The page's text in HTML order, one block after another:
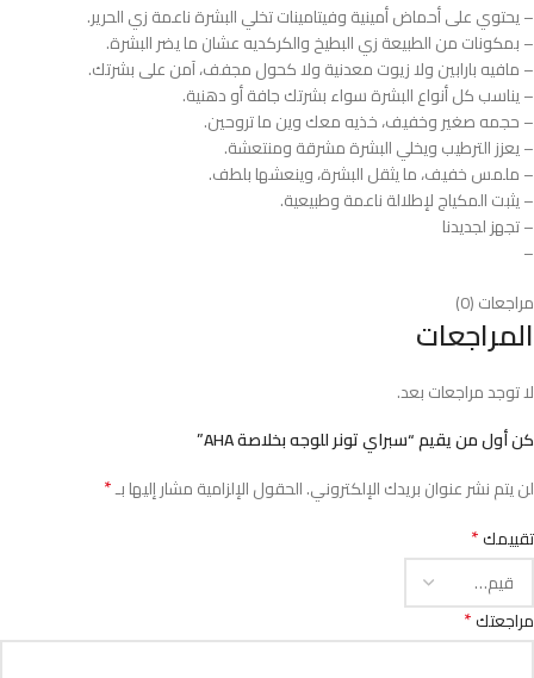
– يحتوي على أحماض أمينية وفيتامينات تخلي البشرة ناعمة زي الحرير.
– بمكونات من الطبيعة زي البطيخ والكركديه عشان ما يضر البشرة.
– مافيه بارابين ولا زيوت معدنية ولا كحول مجفف، آمن على بشرتك.
– يناسب كل أنواع البشرة سواء بشرتك جافة أو دهنية.
– حجمه صغير وخفيف، خذيه معك وين ما تروحين.
– يعزز الترطيب ويخلي البشرة مشرقة ومنتعشة.
– ملمس خفيف، ما يثقل البشرة، وينعشها بلطف.
– يثبت المكياج لإطلالة ناعمة وطبيعية.
– تجهز لجديدنا
–
مراجعات (0)
المراجعات
لا توجد مراجعات بعد.
كن أول من يقيم “سبراي تونر للوجه بخلاصة AHA”
لن يتم نشر عنوان بريدك الإلكتروني.الحقول الإلزامية مشار إليها بـ*
تقييمك*
مراجعتك*